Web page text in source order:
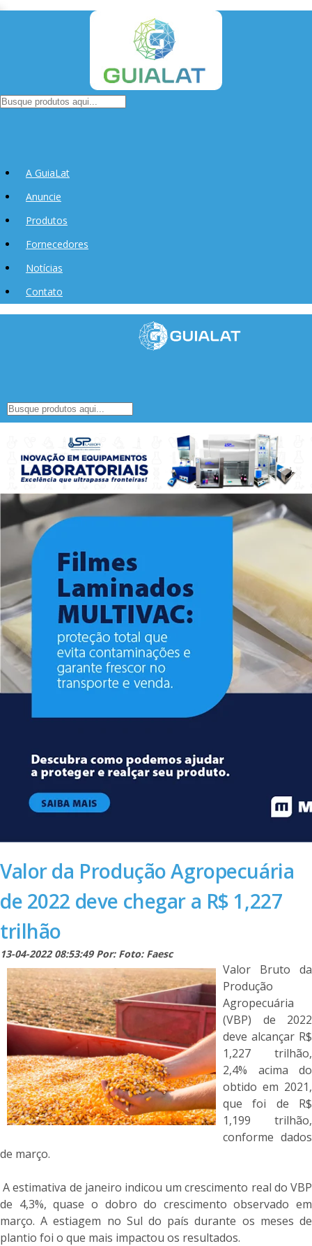
A GuiaLat
Anuncie
Produtos
Fornecedores
Notícias
Contato
Valor da Produção Agropecuária
de 2022 deve chegar a R$ 1,227
trilhão
13-04-2022 08:53:49 Por: Foto: Faesc
Valor Bruto da
Produção
Agropecuária
(VBP) de 2022
deve alcançar R$
1,227 trilhão,
2,4% acima do
obtido em 2021,
que foi de R$
1,199 trilhão,
conforme dados
de março.
A estimativa de janeiro indicou um crescimento real do VBP
de 4,3%, quase o dobro do crescimento observado em
março. A estiagem no Sul do país durante os meses de
plantio foi o que mais impactou os resultados.